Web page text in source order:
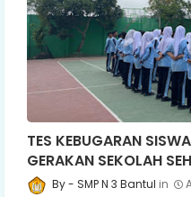
TES KEBUGARAN
GERAKAN SEKOLAH
SMP N 3 Bantul